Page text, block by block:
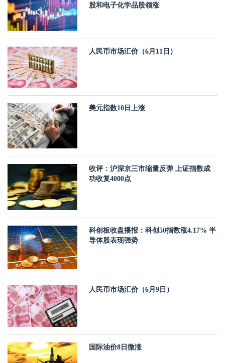
股和电子化学品股领涨
人民币市场汇价（6月11日）
美元指数10日上涨
收评：沪深京三市缩量反弹 上证指数成
功收复4000点
科创板收盘播报：科创50指数涨4.17% 半
导体股表现强势
人民币市场汇价（6月9日）
国际油价8日微涨